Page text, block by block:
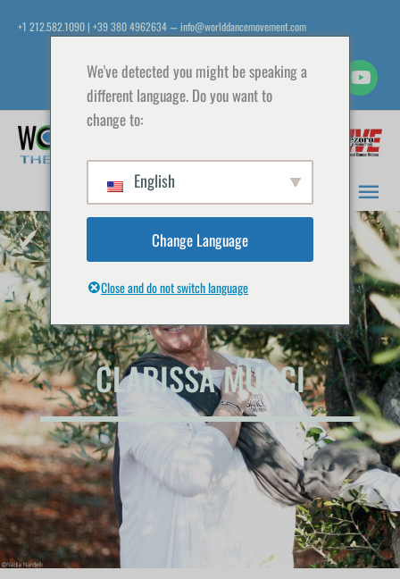
+1 212.582.1090 | +39 380 4962634 — info@worlddancemovement.com
CLARISSA MUCCI
We've detected you might be speaking a
different language. Do you want to
change to:
English
Change Language
Close and do not switch language